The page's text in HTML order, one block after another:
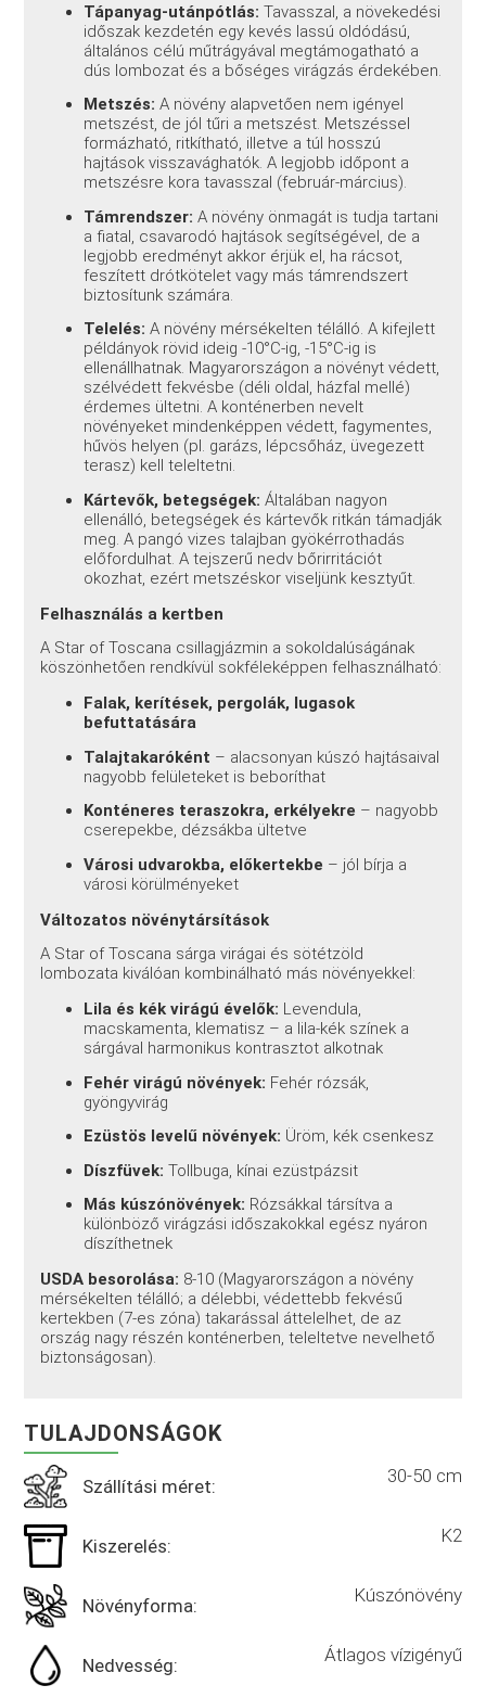
Tápanyag-utánpótlás: Tavasszal, a növekedési
időszak kezdetén egy kevés lassú oldódású,
általános célú műtrágyával megtámogatható a
dús lombozat és a bőséges virágzás érdekében.
Metszés: A növény alapvetően nem igényel
metszést, de jól tűri a metszést. Metszéssel
formázható, ritkítható, illetve a túl hosszú
hajtások visszavághatók. A legjobb időpont a
metszésre kora tavasszal (február-március).
Támrendszer: A növény önmagát is tudja tartani
a fiatal, csavarodó hajtások segítségével, de a
legjobb eredményt akkor érjük el, ha rácsot,
feszített drótkötelet vagy más támrendszert
biztosítunk számára.
Telelés: A növény mérsékelten télálló. A kifejlett
példányok rövid ideig -10°C-ig, -15°C-ig is
ellenállhatnak. Magyarországon a növényt védett,
szélvédett fekvésbe (déli oldal, házfal mellé)
érdemes ültetni. A konténerben nevelt
növényeket mindenképpen védett, fagymentes,
hűvös helyen (pl. garázs, lépcsőház, üvegezett
terasz) kell teleltetni.
Kártevők, betegségek: Általában nagyon
ellenálló, betegségek és kártevők ritkán támadják
meg. A pangó vizes talajban gyökérrothadás
előfordulhat. A tejszerű nedv bőrirritációt
okozhat, ezért metszéskor viseljünk kesztyűt.
Felhasználás a kertben
A Star of Toscana csillagjázmin a sokoldalúságának
köszönhetően rendkívül sokféleképpen felhasználható:
Falak, kerítések, pergolák, lugasok
befuttatására
Talajtakaróként – alacsonyan kúszó hajtásaival
nagyobb felületeket is beboríthat
Konténeres teraszokra, erkélyekre – nagyobb
cserepekbe, dézsákba ültetve
Városi udvarokba, előkertekbe – jól bírja a
városi körülményeket
Változatos növénytársítások
A Star of Toscana sárga virágai és sötétzöld
lombozata kiválóan kombinálható más növényekkel:
Lila és kék virágú évelők: Levendula,
macskamenta, klematisz – a lila-kék színek a
sárgával harmonikus kontrasztot alkotnak
Fehér virágú növények: Fehér rózsák,
gyöngyvirág
Ezüstös levelű növények: Üröm, kék csenkesz
Díszfüvek: Tollbuga, kínai ezüstpázsit
Más kúszónövények: Rózsákkal társítva a
különböző virágzási időszakokkal egész nyáron
díszíthetnek
USDA besorolása: 8-10 (Magyarországon a növény
mérsékelten télálló; a délebbi, védettebb fekvésű
kertekben (7-es zóna) takarással áttelelhet, de az
ország nagy részén konténerben, teleltetve nevelhető
biztonságosan).
TULAJDONSÁGOK
Szállítási méret: 30-50 cm
Kiszerelés: K2
Növényforma: Kúszónövény
Nedvesség: Átlagos vízigényű